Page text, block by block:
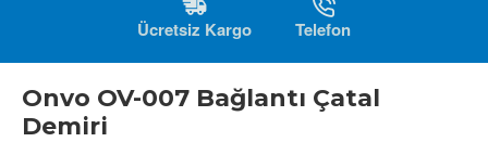
Ücretsiz Kargo Telefon
Onvo OV-007 Bağlantı Çatal
Demiri